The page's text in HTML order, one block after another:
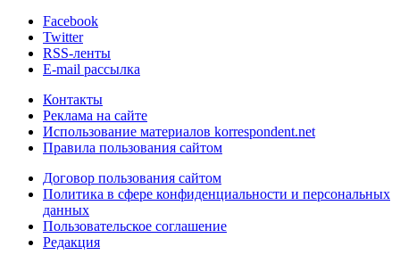
Facebook
Twitter
RSS-ленты
E-mail рассылка
Контакты
Реклама на сайте
Использование материалов korrespondent.net
Правила пользования сайтом
Договор пользования сайтом
Политика в сфере конфиденциальности и персональных
данных
Пользовательское соглашение
Редакция